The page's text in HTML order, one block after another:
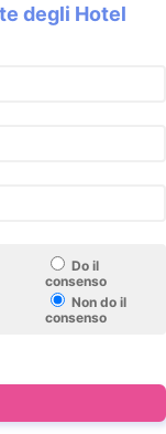
degli Hotel
Do il
consenso
Non do il
consenso